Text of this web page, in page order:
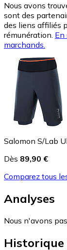
Nous avons
sont des
des liens affiliés
rémunération. En
marchands.
Salomon S/Lab
Dès 89,90 €
Comparez tous
Analyses
Nous n'avons